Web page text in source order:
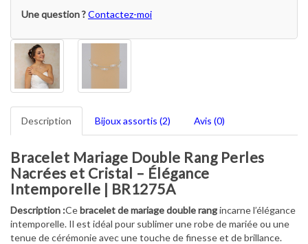
Une question ?Contactez-moi
Description Bijoux assortis (2) Avis (0)
Bracelet Mariage Double Rang Perles
Nacrées et Cristal – Élégance
Intemporelle | BR1275A
Description :Cebracelet de mariage double rangincarne l’élégance
intemporelle. Il est idéal pour sublimer une robe de mariée ou une
tenue de cérémonie avec une touche de finesse et de brillance.